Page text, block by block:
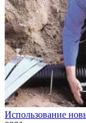
Использование